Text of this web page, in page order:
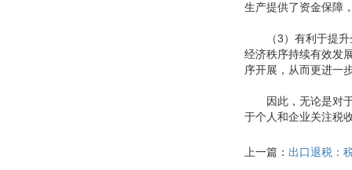
生产提供了资金保障
（3）有利于提升企
经济秩序持续有效发
序开展，从而更进一
因此，无论是对于
于个人和企业关注税
上一篇： 出口退税：